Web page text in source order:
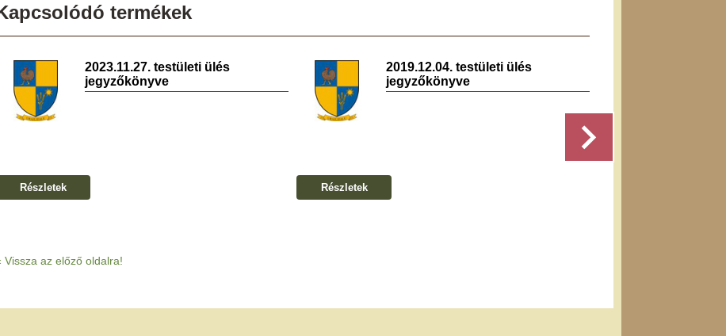
termékek
2023.11.27. testületi ülés
jegyzőkönyve
Részletek
2019.12.04. testületi ülés
jegyzőkönyve
Részletek
Vissza az előző oldalra!